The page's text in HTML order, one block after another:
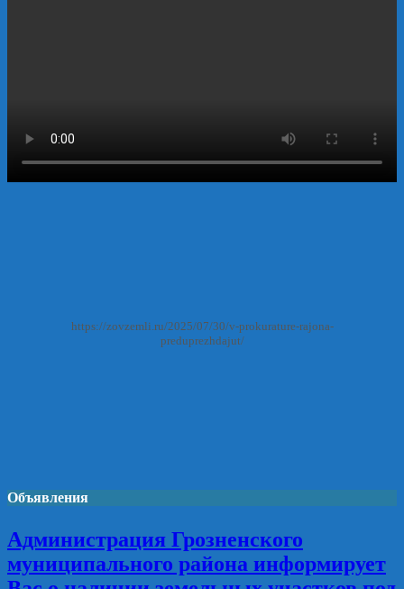
https://zovzemli.ru/2025/07/30/v-prokurature-rajona-
preduprezhdajut/
Объявления
Администрация Грозненского
муниципального района информирует